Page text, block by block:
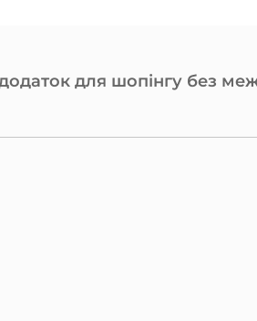
для шопінгу без